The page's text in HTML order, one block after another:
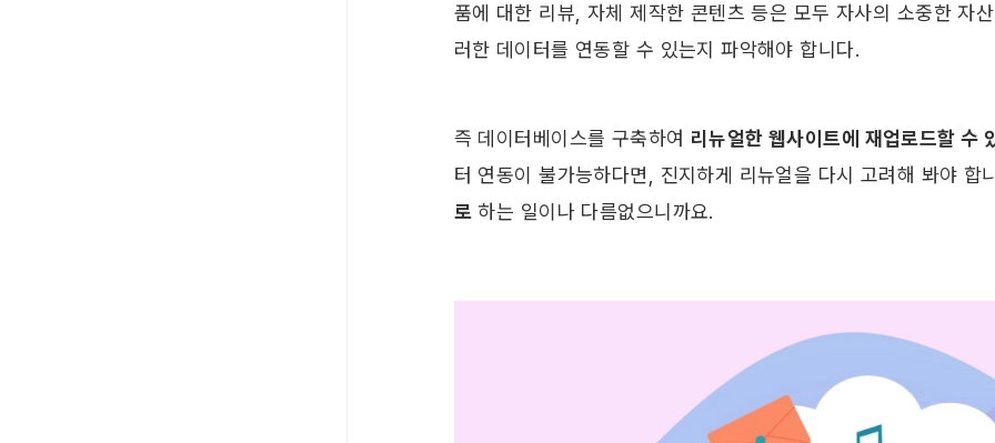
품에 대한 리뷰, 자체 제작한 콘텐츠 등은 모두 자사의 소중한 자
러한 데이터를 연동할 수 있는지 파악해야 합니다.
즉 데이터베이스를 구축하여 리뉴얼한 웹사이트에 재업로드할 수
터 연동이 불가능하다면, 진지하게 리뉴얼을 다시 고려해 봐야 합
로 하는 일이나 다름없으니까요.